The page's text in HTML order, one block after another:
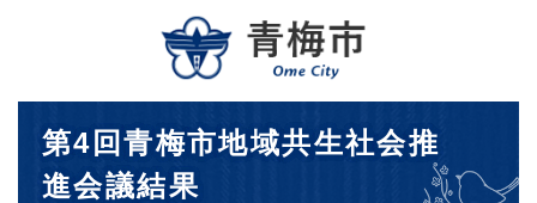
メニューを飛ばして本文へ
第4回青梅市地域共生社会推
進会議結果